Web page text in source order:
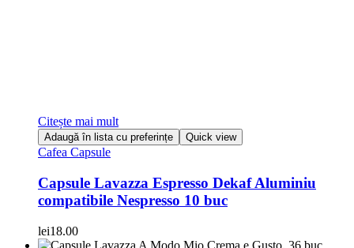
Citește mai mult
Adaugă în lista cu preferințe Quick view
Cafea Capsule
Capsule Lavazza Espresso Dekaf Aluminiu
compatibile Nespresso 10 buc
lei18.00